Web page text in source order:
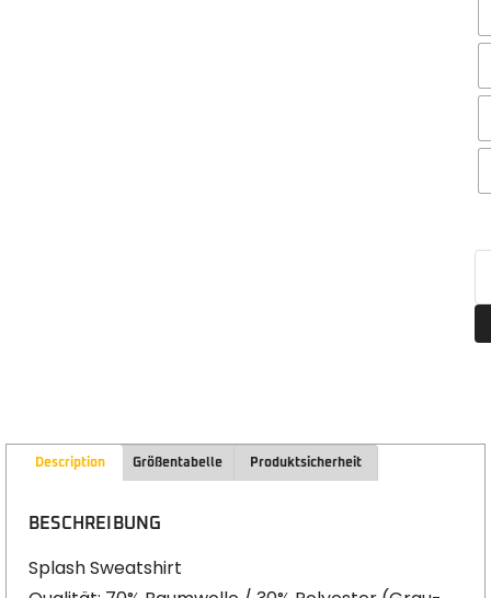
Description Größentabelle Produktsicherheit
BESCHREIBUNG
Splash Sweatshirt